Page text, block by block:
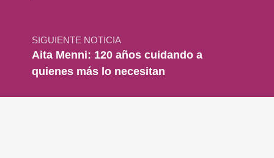
SIGUIENTE NOTICIA
Aita Menni: 120 años cuidando a
quienes más lo necesitan